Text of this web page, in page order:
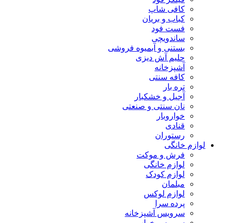
کافی شاپ
کباب و بریان
فست فود
ساندویچی
بستنی و آبمیوه فروشی
حلیم آش دیزی
آشپزخانه
کافه سنتی
تره بار
آجیل و خشکبار
نان سنتی و صنعتی
خواروبار
قنادی
رستوران
لوازم خانگی
فرش و موکت
لوازم خانگی
لوازم کودک
مبلمان
لوازم لوکس
پرده سرا
سرویس آشپزخانه